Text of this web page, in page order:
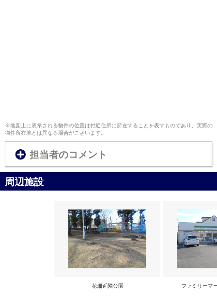
※地図上に表示される物件の位置は付近住所に所在することを表すものであり、実際の
物件所在地とは異なる場合がございます。
担当者のコメント
周辺施設
花畑近隣公園 ファミリーマ